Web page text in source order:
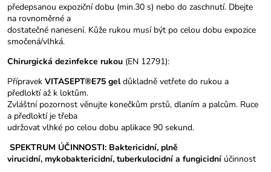
předepsanou expoziční dobu (min.30 s) nebo do zaschnutí. Dbejte
na rovnoměrné a
dostatečné nanesení. Kůže rukou musí být po celou dobu expozice
smočená/vlhká.
Chirurgická dezinfekce rukou (EN 12791):
Přípravek VITASEPT®E75 geldůkladně vetřete do rukou a
předloktí až k loktům.
Zvláštní pozornost věnujte konečkům prstů, dlaním a palcům. Ruce
a předloktí je třeba
udržovat vlhké po celou dobu aplikace 90 sekund.
SPEKTRUM ÚČINNOSTI: Baktericidní, plně
virucidní, mykobaktericidní, tuberkulocidní a fungicidní účinnost